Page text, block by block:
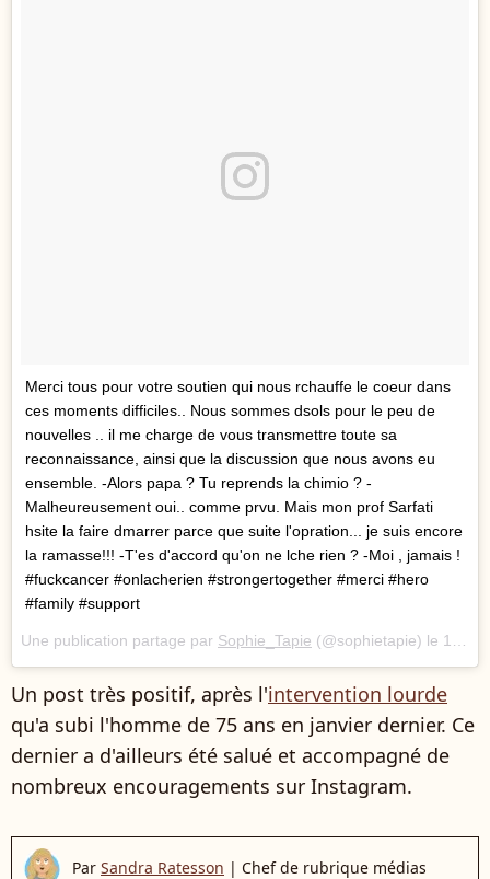
Merci tous pour votre soutien qui nous rchauffe le coeur dans
ces moments difficiles.. Nous sommes dsols pour le peu de
nouvelles .. il me charge de vous transmettre toute sa
reconnaissance, ainsi que la discussion que nous avons eu
ensemble. -Alors papa ? Tu reprends la chimio ? -
Malheureusement oui.. comme prvu. Mais mon prof Sarfati
hsite la faire dmarrer parce que suite l'opration... je suis encore
la ramasse!!! -T'es d'accord qu'on ne lche rien ? -Moi , jamais !
#fuckcancer #onlacherien #strongertogether #merci #hero
#family #support
Une publication partage par Sophie_Tapie (@sophietapie) le 13 Fvr. 2018 8 :05 PST
Un post très positif, après l'intervention lourde
qu'a subi l'homme de 75 ans en janvier dernier. Ce
dernier a d'ailleurs été salué et accompagné de
nombreux encouragements sur Instagram.
Par Sandra Ratesson | Chef de rubrique médias